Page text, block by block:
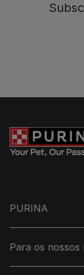
PURINA
Para os nossos